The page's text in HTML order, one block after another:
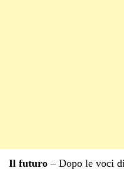
Il futuro – Dopo le voci di